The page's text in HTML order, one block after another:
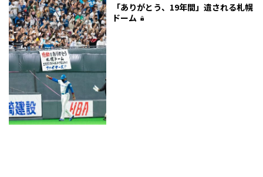
「ありがとう、19年間」遺される札幌
ドーム